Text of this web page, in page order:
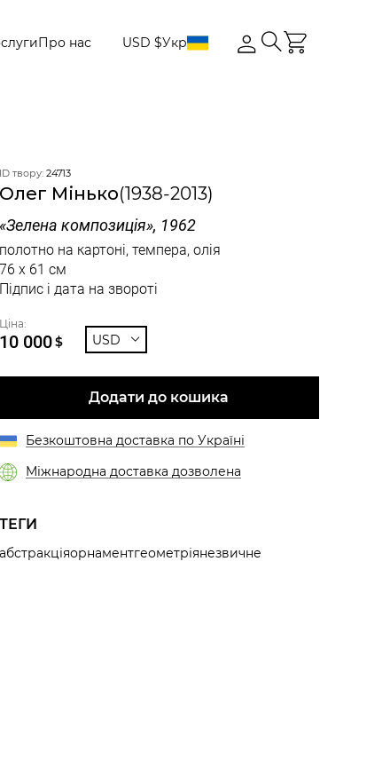
Про нас USD $Укр
ID твору: 24713
Олег Мінько(1938-2013)
«Зелена композиція», 1962
полотно на картоні, темпера, олія
76 x 61 см
Підпис і дата на звороті
Ціна:
10 000$ USD
Додати до кошика
Безкоштовна доставка по Україні
Міжнародна доставка дозволена
ТЕГИ
абстракціяорнаментгеометріянезвичне